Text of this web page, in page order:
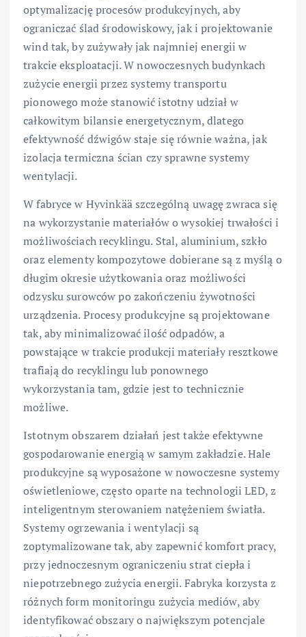
optymalizację procesów produkcyjnych, aby
ograniczać ślad środowiskowy, jak i projektowanie
wind tak, by zużywały jak najmniej energii w
trakcie eksploatacji. W nowoczesnych budynkach
zużycie energii przez systemy transportu
pionowego może stanowić istotny udział w
całkowitym bilansie energetycznym, dlatego
efektywność dźwigów staje się równie ważna, jak
izolacja termiczna ścian czy sprawne systemy
wentylacji.
W fabryce w Hyvinkää szczególną uwagę zwraca się
na wykorzystanie materiałów o wysokiej trwałości i
możliwościach recyklingu. Stal, aluminium, szkło
oraz elementy kompozytowe dobierane są z myślą o
długim okresie użytkowania oraz możliwości
odzysku surowców po zakończeniu żywotności
urządzenia. Procesy produkcyjne są projektowane
tak, aby minimalizować ilość odpadów, a
powstające w trakcie produkcji materiały resztkowe
trafiają do recyklingu lub ponownego
wykorzystania tam, gdzie jest to technicznie
możliwe.
Istotnym obszarem działań jest także efektywne
gospodarowanie energią w samym zakładzie. Hale
produkcyjne są wyposażone w nowoczesne systemy
oświetleniowe, często oparte na technologii LED, z
inteligentnym sterowaniem natężeniem światła.
Systemy ogrzewania i wentylacji są
zoptymalizowane tak, aby zapewnić komfort pracy,
przy jednoczesnym ograniczeniu strat ciepła i
niepotrzebnego zużycia energii. Fabryka korzysta z
różnych form monitoringu zużycia mediów, aby
identyfikować obszary o największym potencjale